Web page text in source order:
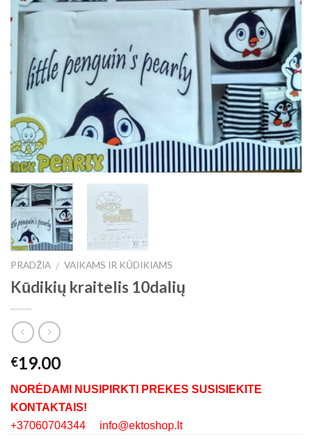
PRADŽIA / VAIKAMS IR KŪDIKIAMS
Kūdikių kraitelis 10dalių
€19.00
NORĖDAMI NUSIPIRKTI PREKES SUSISIEKITE
KONTAKTAIS!
+37060704344 info@ektoshop.lt